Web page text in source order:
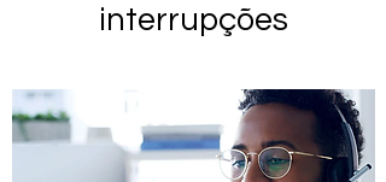
interrupções